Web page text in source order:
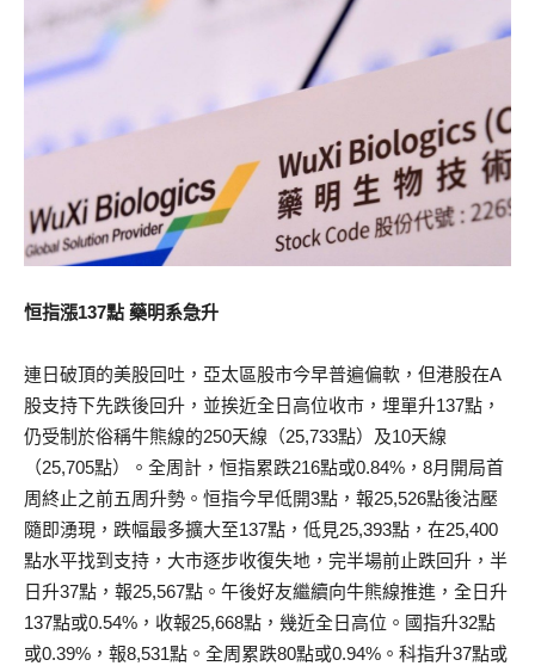
恒指漲137點 藥明系急升
連日破頂的美股回吐，亞太區股市今早普遍偏軟，但港股在A
股支持下先跌後回升，並挨近全日高位收市，埋單升137點，
仍受制於俗稱牛熊線的250天線（25,733點）及10天線
（25,705點）。全周計，恒指累跌216點或0.84%，8月開局首
周終止之前五周升勢。恒指今早低開3點，報25,526點後沽壓
隨即湧現，跌幅最多擴大至137點，低見25,393點，在25,400
點水平找到支持，大市逐步收復失地，完半場前止跌回升，半
日升37點，報25,567點。午後好友繼續向牛熊線推進，全日升
137點或0.54%，收報25,668點，幾近全日高位。國指升32點
或0.39%，報8,531點。全周累跌80點或0.94%。科指升37點或